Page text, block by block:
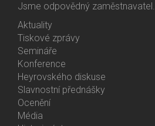
Jsme odpovědný zaměstnavatel.
Bottom
Menu
Activities
Aktuality
Tiskové zprávy
Semináře
Konference
Heyrovského diskuse
Slavnostní přednášky
Ocenění
Média